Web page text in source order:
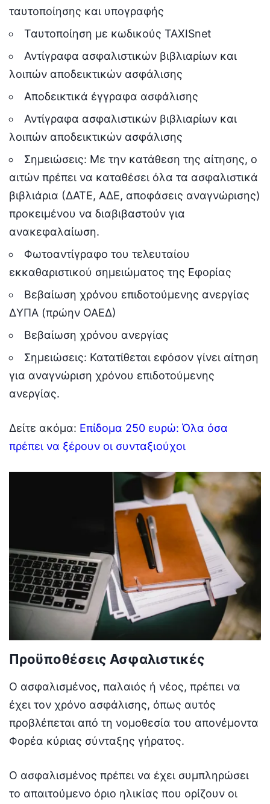
ταυτοποίησης και υπογραφής
Ταυτοποίηση με κωδικούς TAXISnet
Αντίγραφα ασφαλιστικών βιβλιαρίων και
λοιπών αποδεικτικών ασφάλισης
Αποδεικτικά έγγραφα ασφάλισης
Αντίγραφα ασφαλιστικών βιβλιαρίων και
λοιπών αποδεικτικών ασφάλισης
Σημειώσεις: Με την κατάθεση της αίτησης, ο
αιτών πρέπει να καταθέσει όλα τα ασφαλιστικά
βιβλιάρια (ΔΑΤΕ, ΑΔΕ, αποφάσεις αναγνώρισης)
προκειμένου να διαβιβαστούν για
ανακεφαλαίωση.
Φωτοαντίγραφο του τελευταίου
εκκαθαριστικού σημειώματος της Εφορίας
Βεβαίωση χρόνου επιδοτούμενης ανεργίας
ΔΥΠΑ (πρώην ΟΑΕΔ)
Βεβαίωση χρόνου ανεργίας
Σημειώσεις: Κατατίθεται εφόσον γίνει αίτηση
για αναγνώριση χρόνου επιδοτούμενης
ανεργίας.
Δείτε ακόμα: Επίδομα 250 ευρώ: Όλα όσα
πρέπει να ξέρουν οι συνταξιούχοι
Προϋποθέσεις Ασφαλιστικές
Ο ασφαλισμένος, παλαιός ή νέος, πρέπει να
έχει τον χρόνο ασφάλισης, όπως αυτός
προβλέπεται από τη νομοθεσία του απονέμοντα
Φορέα κύριας σύνταξης γήρατος.
Ο ασφαλισμένος πρέπει να έχει συμπληρώσει
το απαιτούμενο όριο ηλικίας που ορίζουν οι